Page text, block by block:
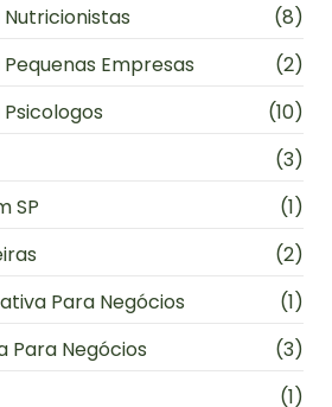
(8)
Empresas
(2)
(10)
(3)
SP
(1)
(2)
Para Negócios
(1)
Para Negócios
(3)
(1)